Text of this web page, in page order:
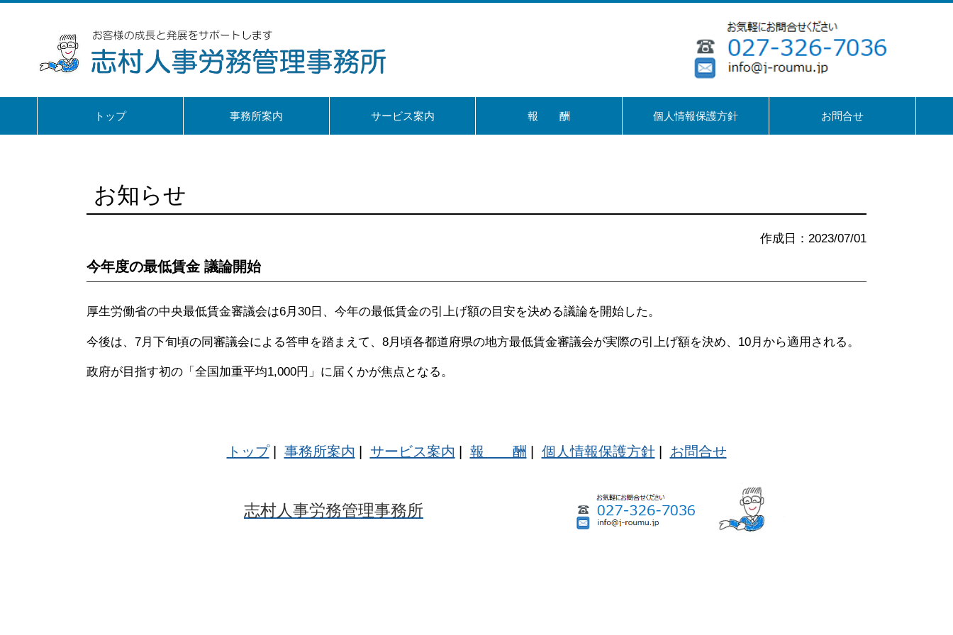
トップ 事務所案内 サービス案内 報 酬 個人情報保護方針 お問合せ
お知らせ
作成日：2023/07/01
今年度の最低賃金 議論開始
厚生労働省の中央最低賃金審議会は6月30日、今年の最低賃金の引上げ額の目安を決める議論を開始した。
今後は、7月下旬頃の同審議会による答申を踏まえて、8月頃各都道府県の地方最低賃金審議会が実際の引上げ額を決め、10月から適用される。
政府が目指す初の「全国加重平均1,000円」に届くかが焦点となる。
トップ | 事務所案内 | サービス案内 | 報 酬 | 個人情報保護方針 | お問合せ
志村人事労務管理事務所